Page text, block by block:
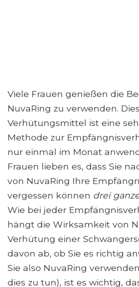
Viele Frauen genießen die
NuvaRing zu verwenden.
Verhütungsmittel ist eine
Methode zur
nur einmal im Monat
Frauen lieben es, dass Sie
von NuvaRing Ihre
vergessen können drei
Wie bei jeder
hängt die Wirksamkeit von
Verhütung einer
davon ab, ob Sie es richtig
Sie also NuvaRing
dies zu tun), ist es wichtig,